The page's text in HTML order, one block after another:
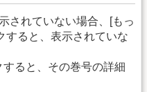
されていない場合、[もっ
すると、表示されていな
ると、その巻号の詳細